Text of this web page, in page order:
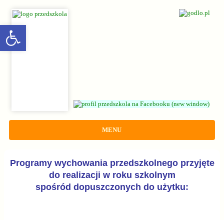
rozwiń/zwiń panel
MENU
Programy wychowania przedszkolnego przyjęte
do realizacji w roku szkolnym
spośród dopuszczonych do użytku: